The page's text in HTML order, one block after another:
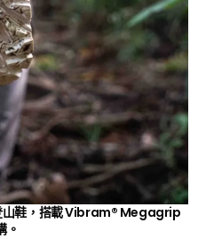
鞋，搭載 Vibram® Megagrip
。